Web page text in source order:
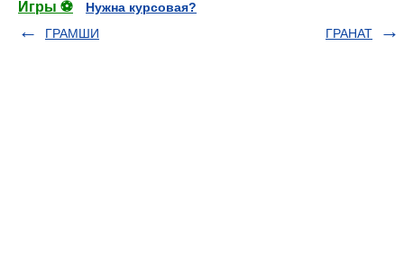
Игры ⚽
Нужна курсовая?
ГРАМШИ
ГРАНАТ